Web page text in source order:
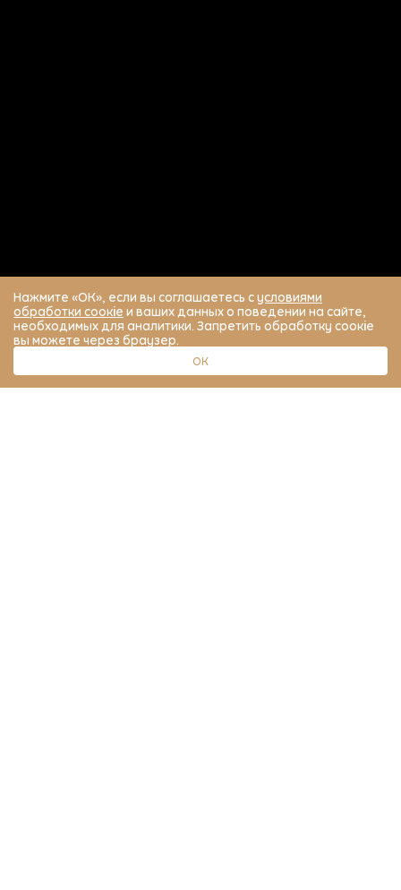
Нажмите «ОК», если вы соглашаетесь сусловиями
обработки соокіеи ваших данных о поведении на сайте,
необходимых для аналитики. Запретить обработку соокіе
вы можете через браузер.
ОК